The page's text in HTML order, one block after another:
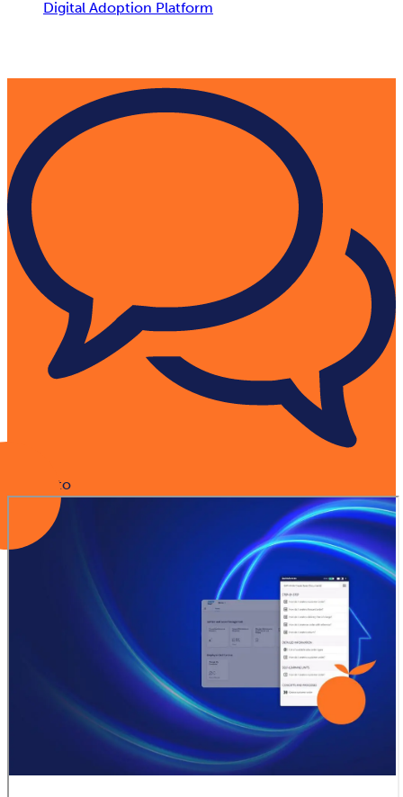
Digital Adoption Platform
Contacto